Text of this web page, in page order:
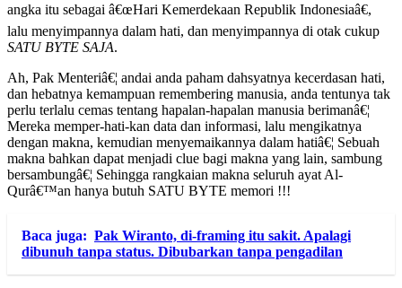
angka itu sebagai â€œHari Kemerdekaan Republik Indonesiaâ€,
lalu menyimpannya dalam hati, dan menyimpannya di otak cukup
SATU BYTE SAJA.
Ah, Pak Menteriâ€¦ andai anda paham dahsyatnya kecerdasan hati,
dan hebatnya kemampuan remembering manusia, anda tentunya tak
perlu terlalu cemas tentang hapalan-hapalan manusia berimanâ€¦
Mereka memper-hati-kan data dan informasi, lalu mengikatnya
dengan makna, kemudian menyemaikannya dalam hatiâ€¦ Sebuah
makna bahkan dapat menjadi clue bagi makna yang lain, sambung
bersambungâ€¦ Sehingga rangkaian makna seluruh ayat Al-
Qurâ€™an hanya butuh SATU BYTE memori !!!
Baca juga: Pak Wiranto, di-framing itu sakit. Apalagi
dibunuh tanpa status. Dibubarkan tanpa pengadilan